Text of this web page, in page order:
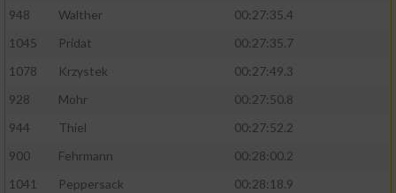
948
Walther
00:27:35.4
1045
Pridat
00:27:35.7
1078
Krzystek
00:27:49.3
928
Mohr
00:27:50.8
944
Thiel
00:27:52.2
900
Fehrmann
00:28:00.2
1041
Peppersack
00:28:18.9